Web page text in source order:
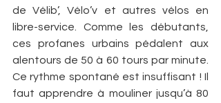
de Vélib’, Vélo’v et autres vélos en
libre-service. Comme les débutants,
ces profanes urbains pédalent aux
alentours de 50 à 60 tours par minute.
Ce rythme spontané est insuffisant ! Il
faut apprendre à mouliner jusqu’à 80